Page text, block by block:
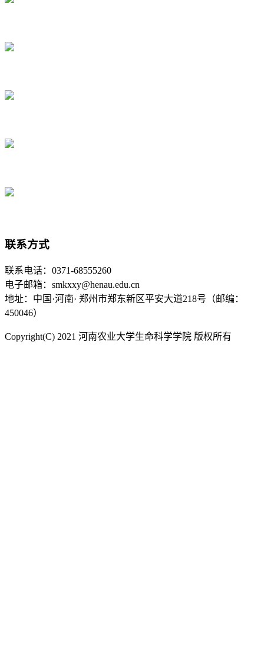
联系方式
联系电话：0371-68555260
电子邮箱：smkxxy@henau.edu.cn
地址：中国·河南· 郑州市郑东新区平安大道218号（邮编：
450046）
Copyright(C) 2021 河南农业大学生命科学学院 版权所有